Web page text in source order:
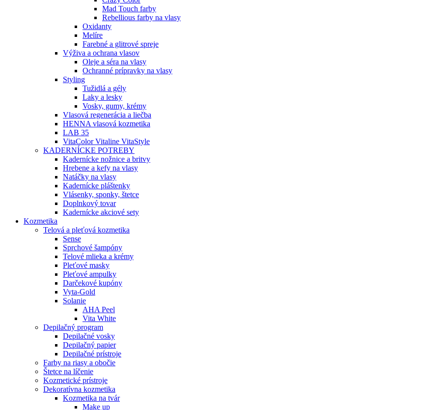
Mad Touch farby
Rebellious farby na vlasy
Oxidanty
Melíre
Farebné a glitrové spreje
Výživa a ochrana vlasov
Oleje a séra na vlasy
Ochranné prípravky na vlasy
Styling
Tužidlá a gély
Laky a lesky
Vosky, gumy, krémy
Vlasová regenerácia a liečba
HENNA vlasová kozmetika
LAB 35
VitaColor Vitaline VitaStyle
KADERNÍCKE POTREBY
Kadernícke nožnice a britvy
Hrebene a kefy na vlasy
Natáčky na vlasy
Kadernícke pláštenky
Vlásenky, sponky, štetce
Doplnkový tovar
Kadernícke akciové sety
Kozmetika
Telová a pleťová kozmetika
Sense
Sprchové šampóny
Telové mlieka a krémy
Pleťové masky
Pleťové ampulky
Darčekové kupóny
Vyta-Gold
Solanie
AHA Peel
Vita White
Depilačný program
Depilačné vosky
Depilačný papier
Depilačné prístroje
Farby na riasy a obočie
Štetce na líčenie
Kozmetické prístroje
Dekoratívna kozmetika
Kozmetika na tvár
Make up